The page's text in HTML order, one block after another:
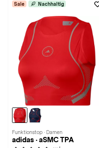
Sale Nachhaltig
Funktionstop · Damen
adidas · aSMC TPA